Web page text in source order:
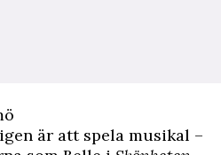
är att spela musikal –